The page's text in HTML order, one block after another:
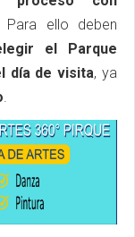
. Para ello deben
el Parque
día de visita, ya